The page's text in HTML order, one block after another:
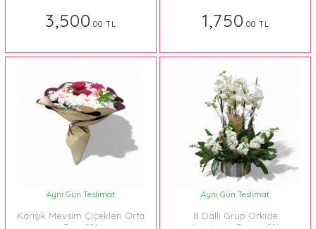
3,500.00 TL 1,750.00 TL
Aynı Gün Teslimat
Karışık Mevsim Çiçekleri Orta
Aynı Gün Teslimat
8 Dallı Grup Orkide